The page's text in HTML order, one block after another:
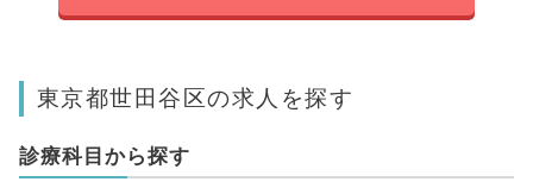
東京都世田谷区の求人を探す
診療科目から探す